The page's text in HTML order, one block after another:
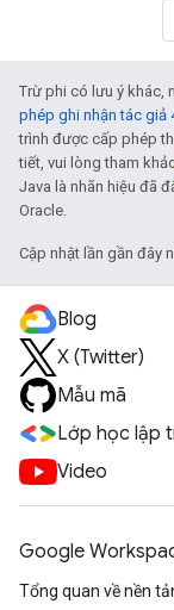
Trừ phi có lưu ý khác,
phép ghi nhận tác giả
trình được cấp phép
tiết, vui lòng tham
Java là nhãn hiệu đã
Oracle.
Cập nhật lần gần đây
Blog
X (Twitter)
Mẫu mã
Lớp học lập
Video
Google
Tổng quan về nền